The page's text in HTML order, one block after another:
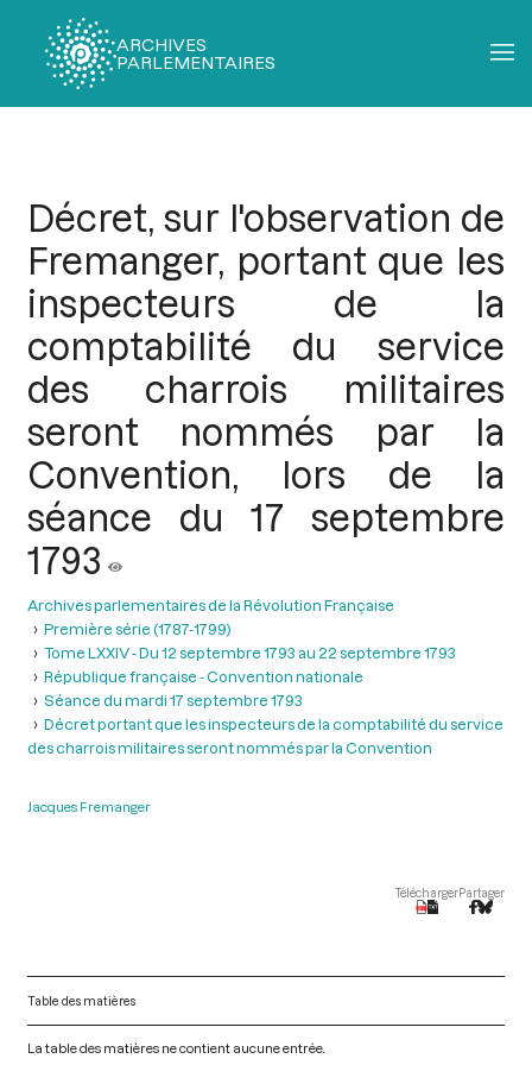
ARCHIVES
PARLEMENTAIRES
Décret, sur l'observation de
Fremanger, portant que les
inspecteurs de la
comptabilité du service
des charrois militaires
seront nommés par la
Convention, lors de la
séance du 17 septembre
1793
Archives parlementaires de la Révolution Française
Première série (1787-1799)
Tome LXXIV - Du 12 septembre 1793 au 22 septembre 1793
République française - Convention nationale
Séance du mardi 17 septembre 1793
Décret portant que les inspecteurs de la comptabilité du service
des charrois militaires seront nommés par la Convention
Jacques Fremanger
TéléchargerPartager
Table des matières
La table des matières ne contient aucune entrée.